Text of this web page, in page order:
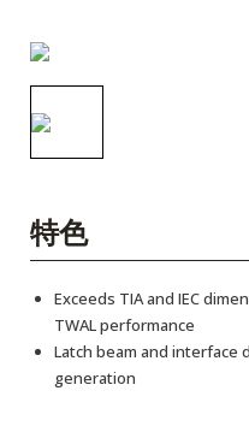
应用工程指导书 (AENs)
合作伙伴
新闻稿
订阅
特色
Exceeds TIA and IEC
TWAL performance
Latch beam and interface
generation